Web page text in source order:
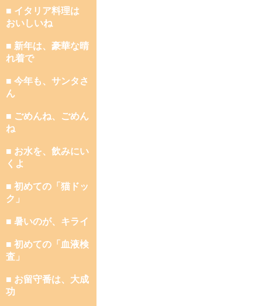
■ イタリア料理は
おいしいね
■ 新年は、豪華な晴
れ着で
■ 今年も、サンタさ
ん
■ ごめんね、ごめん
ね
■ お水を、飲みにい
くよ
■ 初めての「猫ドッ
ク」
■ 暑いのが、キライ
■ 初めての「血液検
査」
■ お留守番は、大成
功